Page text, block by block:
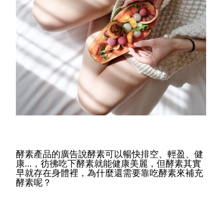
酵素產品的廣告說酵素可以暢快排空、輕盈、健
康…，彷彿吃下酵素就能健康美麗，但酵素其實
早就存在身體裡，為什麼還需要靠吃酵素來補充
酵素呢？